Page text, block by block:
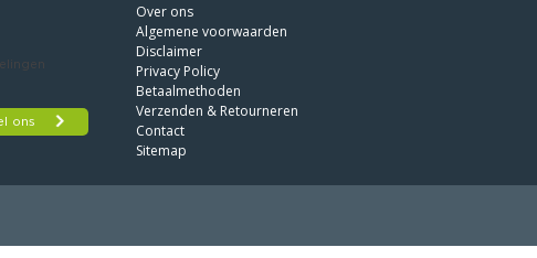
Over ons
Algemene voorwaarden
Disclaimer
Privacy Policy
Betaalmethoden
Verzenden & Retourneren
Contact
Sitemap